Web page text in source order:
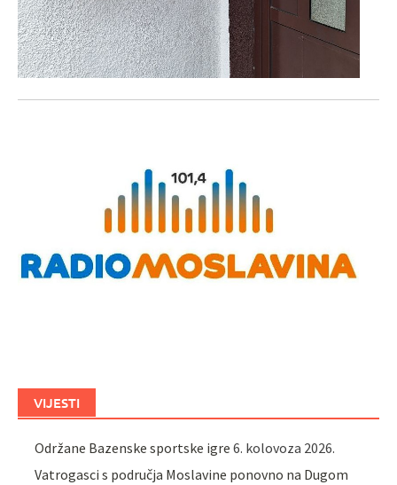
VIJESTI
Održane Bazenske sportske igre 6. kolovoza 2026.
Vatrogasci s područja Moslavine ponovno na Dugom